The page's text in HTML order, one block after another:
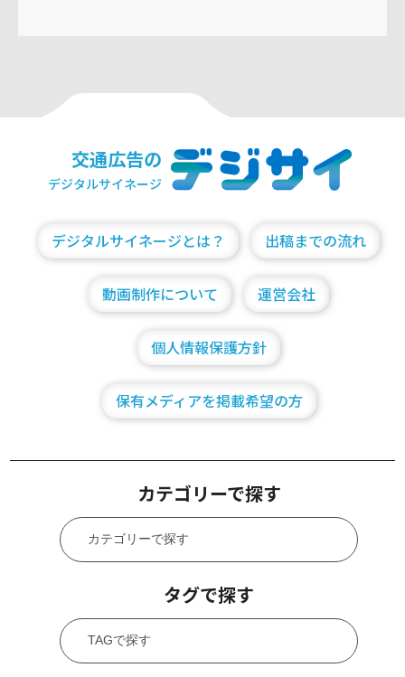
交通広告の
デジタルサイネージ
デジタルサイネージとは？ 出稿までの流れ
動画制作について 運営会社
個人情報保護方針
保有メディアを掲載希望の方
カテゴリーで探す
タグで探す